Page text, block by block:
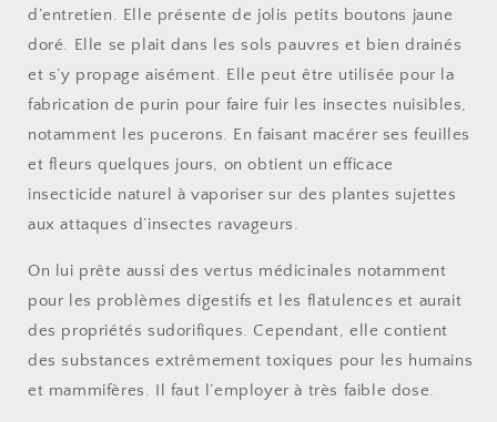
d’entretien. Elle présente de jolis petits boutons jaune
doré. Elle se plait dans les sols pauvres et bien drainés
et s’y propage aisément. Elle peut être utilisée pour la
fabrication de purin pour faire fuir les insectes nuisibles,
notamment les pucerons. En faisant macérer ses feuilles
et fleurs quelques jours, on obtient un efficace
insecticide naturel à vaporiser sur des plantes sujettes
aux attaques d’insectes ravageurs.
On lui prête aussi des vertus médicinales notamment
pour les problèmes digestifs et les flatulences et aurait
des propriétés sudorifiques. Cependant, elle contient
des substances extrêmement toxiques pour les humains
et mammifères. Il faut l’employer à très faible dose.